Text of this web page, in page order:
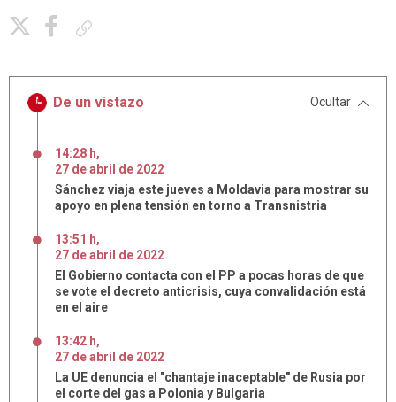
De un vistazo Ocultar
14:28 h,
27 deabril de 2022
Sánchez viaja este jueves a Moldavia para mostrar su
apoyo en plena tensión en torno a Transnistria
13:51 h,
27 deabril de 2022
El Gobierno contacta con el PP a pocas horas de que
se vote el decreto anticrisis, cuya convalidación está
en el aire
13:42 h,
27 deabril de 2022
La UE denuncia el "chantaje inaceptable" de Rusia por
el corte del gas a Polonia y Bulgaria